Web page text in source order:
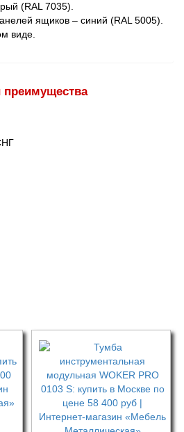
(RAL 7035).
ящиков – синий (RAL 5005).
виде.